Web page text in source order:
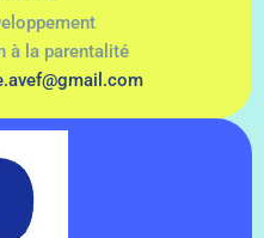
à la parentalité